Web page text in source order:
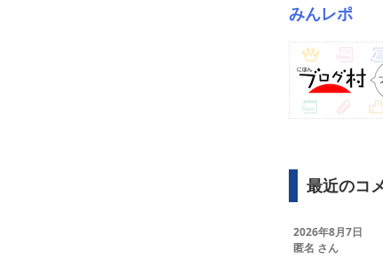
みんレポ
最近のコ
2026年8月7日
匿名 さん